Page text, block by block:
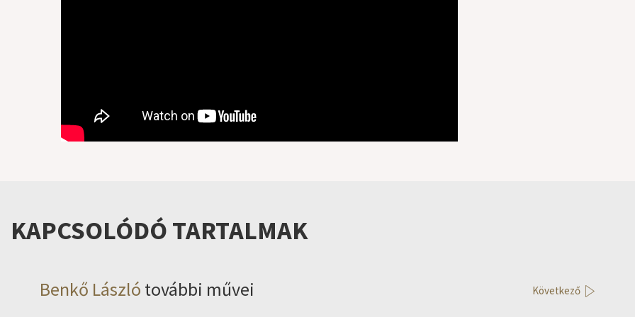
KAPCSOLÓDÓ TARTALMAK
Benkő László további művei Következő